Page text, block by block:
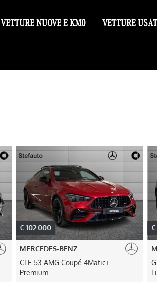
VETTURE NUOVE E KM0 VETTURE
€ 102.000
MERCEDES-BENZ
CLE 53 AMG Coupé 4Matic+
Premium
€